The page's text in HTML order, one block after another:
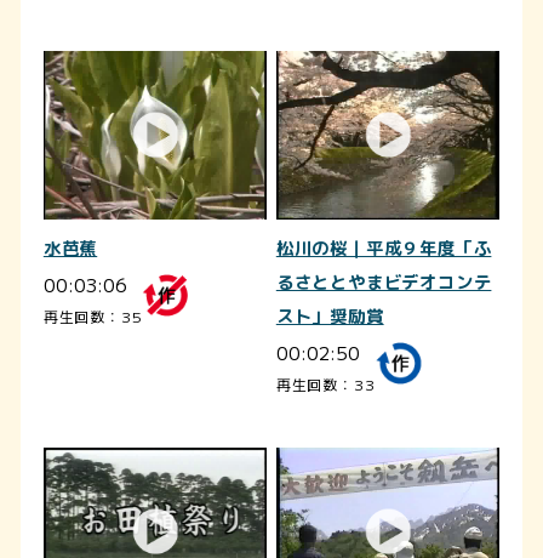
水芭蕉
00:03:06
再生回数：35
松川の桜｜平成９年度「ふ
るさととやまビデオコンテ
スト」奨励賞
00:02:50
再生回数：33